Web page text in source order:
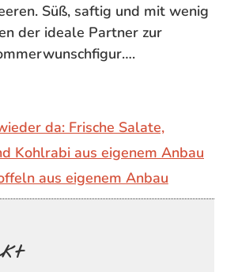
Süß, saftig und mit wenig
der ideale Partner zur
da: Frische Salate,
Kohlrabi aus eigenem Anbau
aus eigenem Anbau